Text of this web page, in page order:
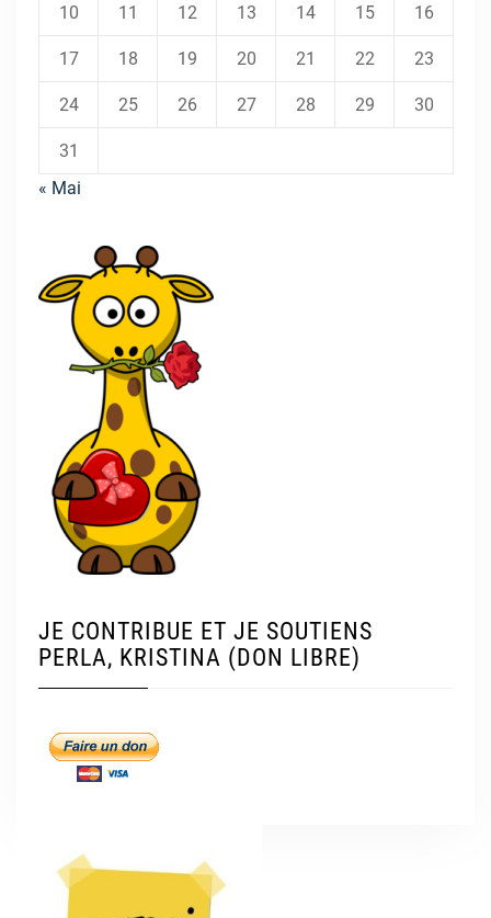
10 11 12 13 14 15 16
17 18 19 20 21 22 23
24 25 26 27 28 29 30
31
« Mai
JE CONTRIBUE ET JE SOUTIENS
PERLA, KRISTINA (DON LIBRE)